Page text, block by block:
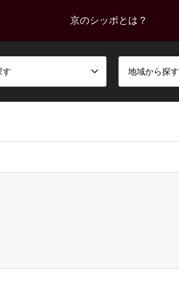
京のシッポとは？
す 地域から探す